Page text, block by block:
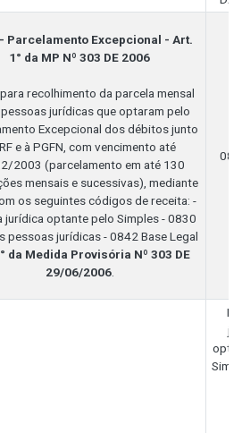
- Parcelamento Excepcional - Art.
1° da MP Nº 303 DE 2006
recolhimento da parcela mensal
jurídicas que optaram pelo
Excepcional dos débitos junto
e à PGFN, com vencimento até
2003 (parcelamento em até 130
mensais e sucessivas), mediante
os seguintes códigos de receita: -
jurídica optante pelo Simples - 0830
pessoas jurídicas - 0842 Base Legal
da Medida Provisória Nº 303 DE
29/06/2006.